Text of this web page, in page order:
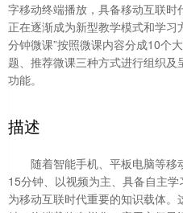
字移动终端播放，具备移动互联时
正在逐渐成为新型教学模式和学习
分钟微课”按照微课内容分成10个
题、推荐微课三种方式进行组织
功能。
描述
随着智能手机、平板电脑等
15分钟、以视频为主、具备自主
为移动互联时代重要的知识载体